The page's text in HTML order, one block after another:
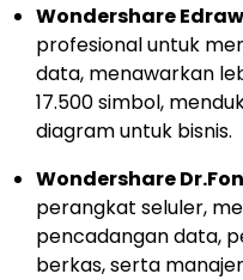
Wondershare
profesional untuk
data, menawarkan
17.500 simbol,
diagram untuk bisnis.
Wondershare
perangkat seluler,
pencadangan data,
berkas, serta